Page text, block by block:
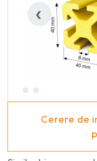
‹
Cerere de